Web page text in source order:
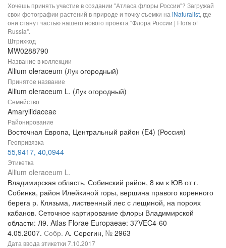
Хочешь принять участие в создании "Атласа флоры России"? Загружай
свои фотографии растений в природе и точку съемки на iNaturalist, где
они станут частью нашего нового проекта "Флора России | Flora of
Russia".
Штрихкод
MW0288790
Название в коллекции
Allium oleraceum (Лук огородный)
Принятое название
Allium oleraceum L. (Лук огородный)
Семейство
Amaryllidaceae
Районирование
Восточная Европа, Центральный район (E4) (Россия)
Геопривязка
55,9417, 40,0944
Этикетка
Allium oleraceum L.
Владимирская область, Собинский район, 8 км к ЮВ от г.
Собинка, район Илейкиной горы, вершина правого коренного
берега р. Клязьма, лиственный лес с лещиной, на пороях
кабанов. Сеточное картирование флоры Владимирской
области: Л9. Atlas Florae Europaeae: 37VEC4-60
4.05.2007. Собр. А. Серегин, № 2963
Дата ввода этикетки 7.10.2017